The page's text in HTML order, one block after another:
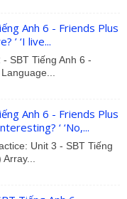
Anh 6 - Friends Plus
’ ‘I live...
SBT Tiếng Anh 6 -
Anh 6 - Friends Plus
‘ ‘No,...
Unit 3 - SBT Tiếng